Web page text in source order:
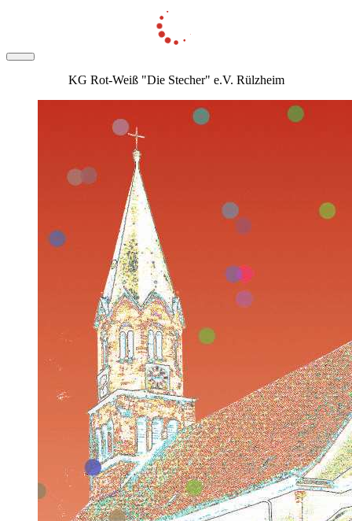
KG Rot-Weiß "Die Stecher" e.V. Rülzheim